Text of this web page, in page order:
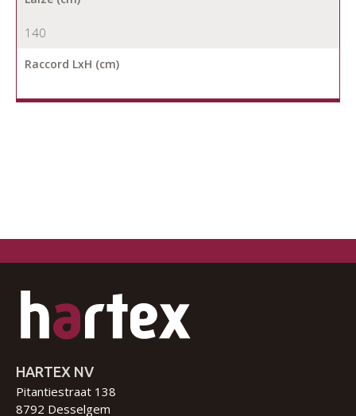
140
Raccord LxH (cm)
HARTEX NV
Pitantiestraat 138
8792 Desselgem